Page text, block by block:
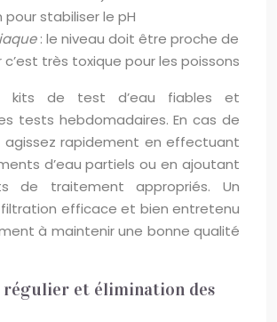
pour stabiliser le pH
: le niveau doit être proche de
c’est très toxique pour les poissons
kits de test d’eau fiables et
tests hebdomadaires. En cas de
agissez rapidement en effectuant
d’eau partiels ou en ajoutant
de traitement appropriés. Un
efficace et bien entretenu
à maintenir une bonne qualité
et élimination des